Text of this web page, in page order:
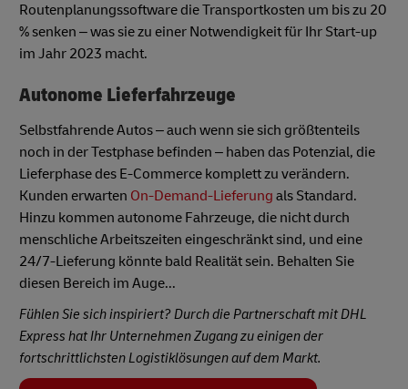
Routenplanungssoftware die Transportkosten um bis zu 20
% senken – was sie zu einer Notwendigkeit für Ihr Start-up
im Jahr 2023 macht.
Autonome Lieferfahrzeuge
Selbstfahrende Autos – auch wenn sie sich größtenteils
noch in der Testphase befinden – haben das Potenzial, die
Lieferphase des E-Commerce komplett zu verändern.
Kunden erwarten On-Demand-Lieferung als Standard.
Hinzu kommen autonome Fahrzeuge, die nicht durch
menschliche Arbeitszeiten eingeschränkt sind, und eine
24/7-Lieferung könnte bald Realität sein. Behalten Sie
diesen Bereich im Auge...
Fühlen Sie sich inspiriert? Durch die Partnerschaft mit DHL
Express hat Ihr Unternehmen Zugang zu einigen der
fortschrittlichsten Logistiklösungen auf dem Markt.